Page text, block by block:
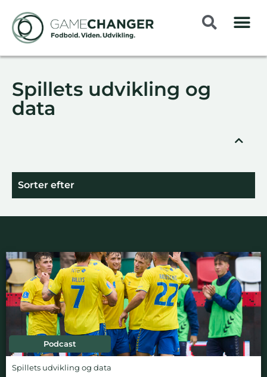
Spillets udvikling og
data
Sorter efter
Podcast
Spillets udvikling og data